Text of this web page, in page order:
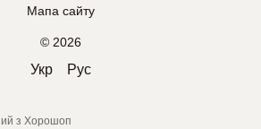
Мапа сайту
© 2026
Укр Рус
з Хорошоп